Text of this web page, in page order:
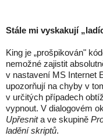
Stále mi vyskakují
King je „prošpikován"
nemožné zajistit
v nastavení MS Internet
upozorňují na chyby v
v určitých případech
vypnout. V dialogovém
Upřesnita ve skupině
ladění skriptů.